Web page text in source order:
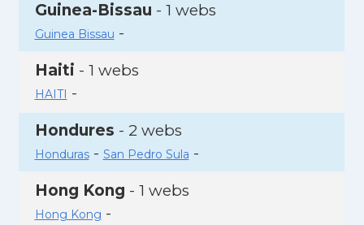
Guinea-Bissau - 1 webs
Guinea Bissau -
Haiti - 1 webs
HAITI -
Hondures - 2 webs
Honduras- San Pedro Sula -
Hong Kong - 1 webs
Hong Kong -